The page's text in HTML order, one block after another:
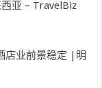
亚 – TravelBiz
店业前景稳定 |明